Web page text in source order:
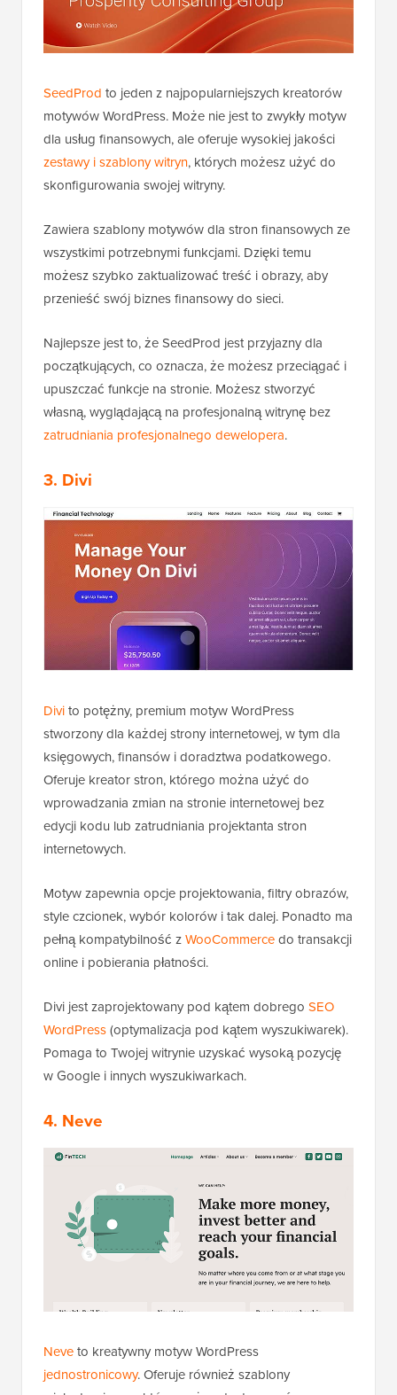
SeedProd to jeden z najpopularniejszych kreatorów
motywów WordPress. Może nie jest to zwykły motyw
dla usług finansowych, ale oferuje wysokiej jakości
zestawy i szablony witryn, których możesz użyć do
skonfigurowania swojej witryny.
Zawiera szablony motywów dla stron finansowych ze
wszystkimi potrzebnymi funkcjami. Dzięki temu
możesz szybko zaktualizować treść i obrazy, aby
przenieść swój biznes finansowy do sieci.
Najlepsze jest to, że SeedProd jest przyjazny dla
początkujących, co oznacza, że możesz przeciągać i
upuszczać funkcje na stronie. Możesz stworzyć
własną, wyglądającą na profesjonalną witrynę bez
zatrudniania profesjonalnego dewelopera.
3. Divi
Divito potężny, premium motyw WordPress
stworzony dla każdej strony internetowej, w tym dla
księgowych, finansów i doradztwa podatkowego.
Oferuje kreator stron, którego można użyć do
wprowadzania zmian na stronie internetowej bez
edycji kodu lub zatrudniania projektanta stron
internetowych.
Motyw zapewnia opcje projektowania, filtry obrazów,
style czcionek, wybór kolorów i tak dalej. Ponadto ma
pełną kompatybilność zWooCommercedo transakcji
online i pobierania płatności.
Divi jest zaprojektowany pod kątem dobrego SEO
WordPress(optymalizacja pod kątem wyszukiwarek).
Pomaga to Twojej witrynie uzyskać wysoką pozycję
w Google i innych wyszukiwarkach.
4. Neve
Neveto kreatywny motyw WordPress
jednostronicowy. Oferuje również szablony